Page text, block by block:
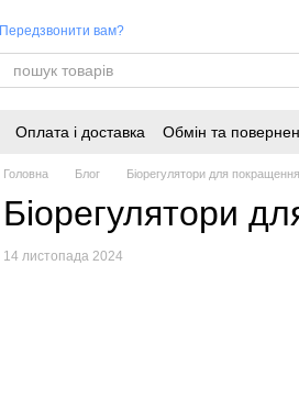
Передзвонити вам?
Оплата і доставка Обмін та
Головна Блог Біорегулятори для
Біорегулятори
14 листопада 2024